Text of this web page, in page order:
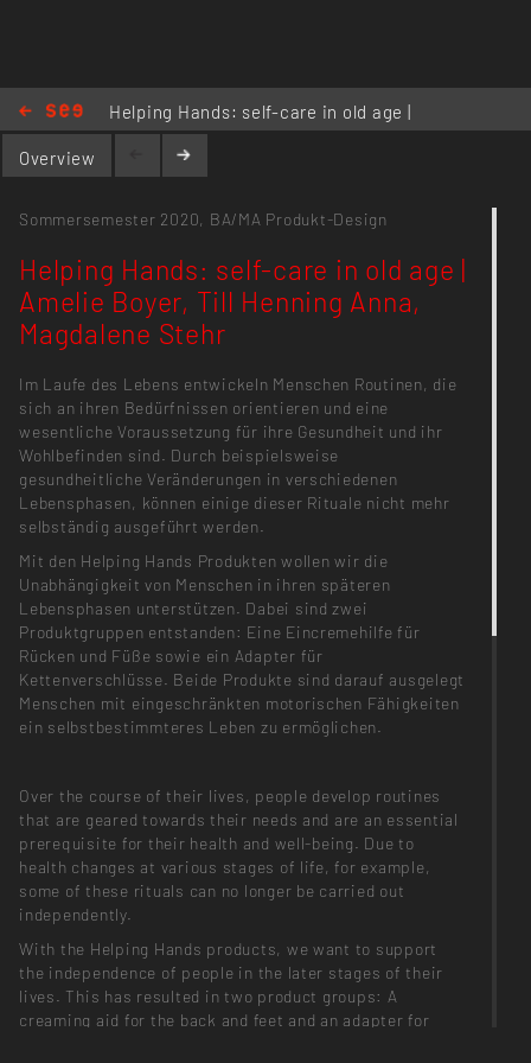
Helping Hands: self-care in old age |
Amelie Boyer, Till Henning Anna,
Magdalene Stehr
Overview
Sommersemester 2020, BA/MA Produkt-Design
Helping Hands: self-care in old age |
Amelie Boyer, Till Henning Anna,
Magdalene Stehr
Im Laufe des Lebens entwickeln Menschen Routinen, die
sich an ihren Bedürfnissen orientieren und eine
wesentliche Voraussetzung für ihre Gesundheit und ihr
Wohlbefinden sind. Durch beispielsweise
gesundheitliche Veränderungen in verschiedenen
Lebensphasen, können einige dieser Rituale nicht mehr
selbständig ausgeführt werden.
Mit den Helping Hands Produkten wollen wir die
Unabhängigkeit von Menschen in ihren späteren
Lebensphasen unterstützen. Dabei sind zwei
Produktgruppen entstanden: Eine Eincremehilfe für
Rücken und Füße sowie ein Adapter für
Kettenverschlüsse. Beide Produkte sind darauf ausgelegt
Menschen mit eingeschränkten motorischen Fähigkeiten
ein selbstbestimmteres Leben zu ermöglichen.
Over the course of their lives, people develop routines
that are geared towards their needs and are an essential
prerequisite for their health and well-being. Due to
health changes at various stages of life, for example,
some of these rituals can no longer be carried out
independently.
With the Helping Hands products, we want to support
the independence of people in the later stages of their
lives. This has resulted in two product groups: A
creaming aid for the back and feet and an adapter for